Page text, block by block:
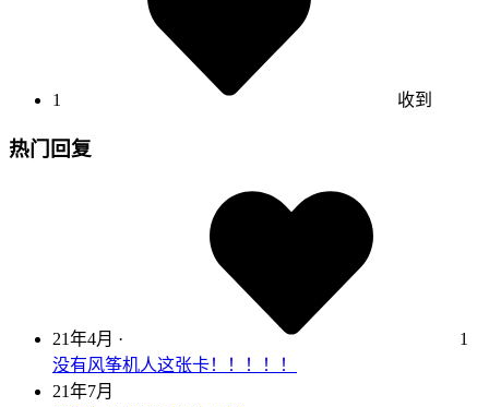
1 收到
热门回复
21年4月 ·
1
没有风筝机人这张卡！！！！！
21年7月